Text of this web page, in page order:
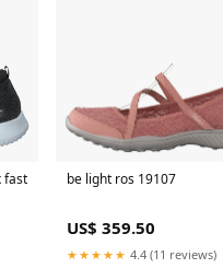
fast
be light ros 19107
US$ 359.50
★★★★★ 4.4 (11 reviews)